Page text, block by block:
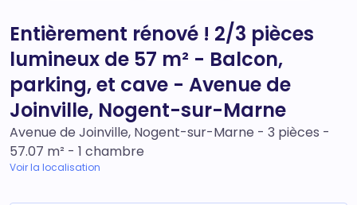
Entièrement rénové ! 2/3 pièces
lumineux de 57 m² - Balcon,
parking, et cave - Avenue de
Joinville, Nogent-sur-Marne
Avenue de Joinville, Nogent-sur-Marne - 3 pièces -
57.07 m² - 1 chambre
Voir la localisation